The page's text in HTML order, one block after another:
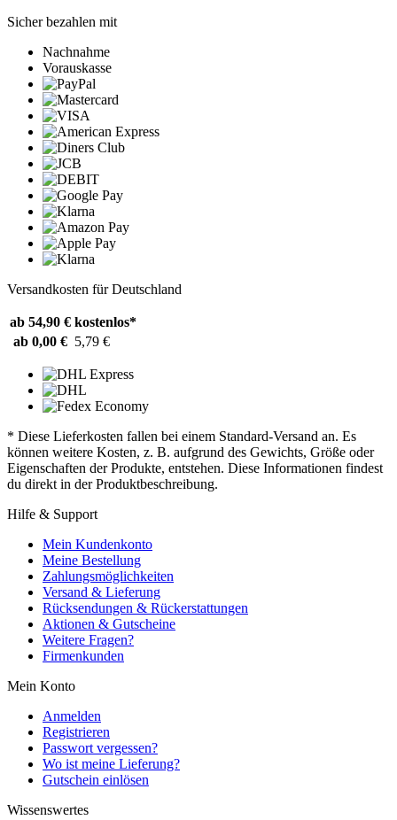
Sicher bezahlen mit
Nachnahme
Vorauskasse
Versandkosten für Deutschland
ab 54,90 € kostenlos*
ab 0,00 € 5,79 €
* Diese Lieferkosten fallen bei einem Standard-Versand an. Es
können weitere Kosten, z. B. aufgrund des Gewichts, Größe oder
Eigenschaften der Produkte, entstehen. Diese Informationen findest
du direkt in der Produktbeschreibung.
Hilfe & Support
Mein Kundenkonto
Meine Bestellung
Zahlungsmöglichkeiten
Versand & Lieferung
Rücksendungen & Rückerstattungen
Aktionen & Gutscheine
Weitere Fragen?
Firmenkunden
Mein Konto
Anmelden
Registrieren
Passwort vergessen?
Wo ist meine Lieferung?
Gutschein einlösen
Wissenswertes